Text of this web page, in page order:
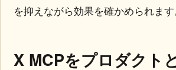
を抑えながら効果を確かめられます
X MCPをプロダクト